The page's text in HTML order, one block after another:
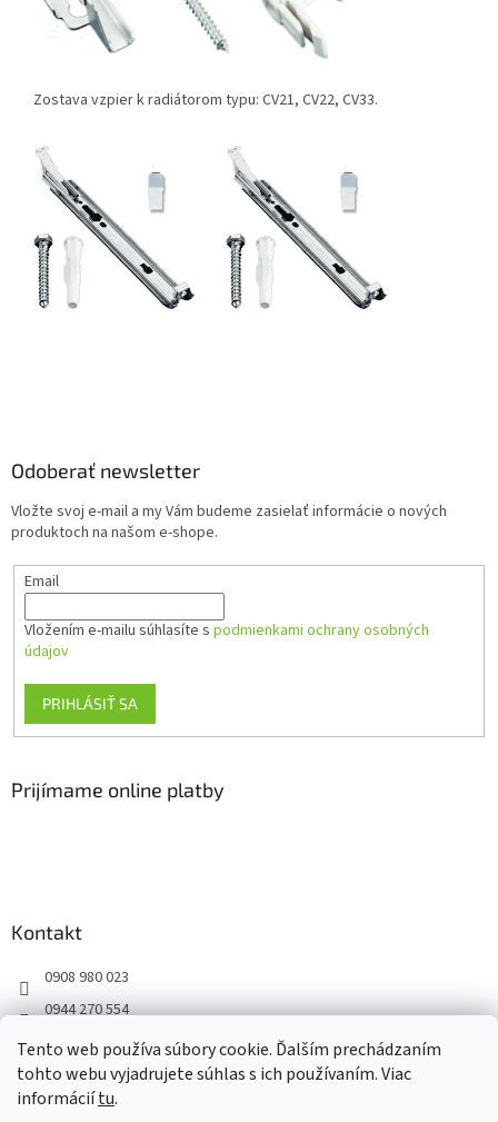
Tento web používa súbory cookie. Ďalším prechádzaním
tohto webu vyjadrujete súhlas s ich používaním. Viac
informáciítu.
Zostava vzpier k radiátorom typu: CV21, CV22, CV33.
Odoberať newsletter
Vložte svoj e-mail a my Vám budeme zasielať informácie o nových
produktoch na našom e-shope.
Email
Vložením e-mailu súhlasíte s podmienkami ochrany osobných
údajov
PRIHLÁSIŤ SA
Prijímame online platby
Kontakt
0908 980 023
0944 270 554
Facebook